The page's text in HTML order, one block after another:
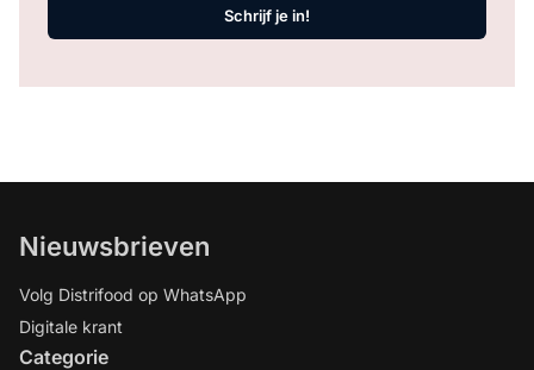
Schrijf je in!
Nieuwsbrieven
Volg Distrifood op WhatsApp
Digitale krant
Categorie